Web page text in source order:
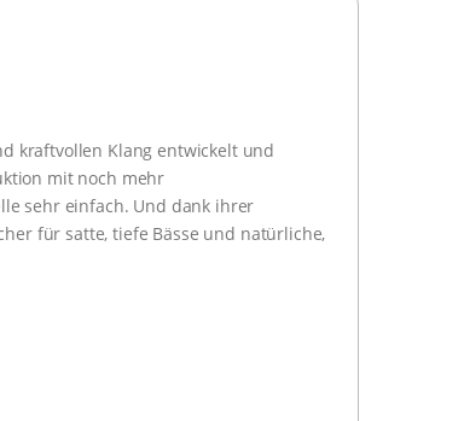
kraftvollen Klang entwickelt und
mit noch mehr
sehr einfach. Und dank ihrer
für satte, tiefe Bässe und natürliche,